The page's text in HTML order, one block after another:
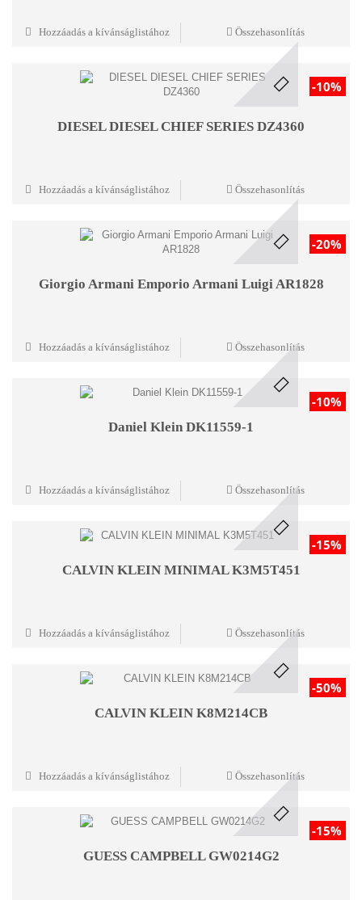
Hozzáadás a kívánságlistához Összehasonlítás
DIESEL DIESEL CHIEF SERIES DZ4360
-10%
Hozzáadás a kívánságlistához Összehasonlítás
Giorgio Armani Emporio Armani Luigi AR1828
-20%
Hozzáadás a kívánságlistához Összehasonlítás
Daniel Klein DK11559-1
-10%
Hozzáadás a kívánságlistához Összehasonlítás
CALVIN KLEIN MINIMAL K3M5T451
-15%
Hozzáadás a kívánságlistához Összehasonlítás
CALVIN KLEIN K8M214CB
-50%
Hozzáadás a kívánságlistához Összehasonlítás
GUESS CAMPBELL GW0214G2
-15%